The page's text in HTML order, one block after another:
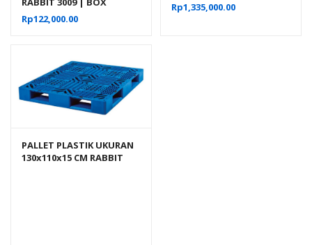
PLASTIK CONTAINER
INDUSTRIAL 38,5x35x28
Rp122,000.00
130x110x16 CM, JUAL
HARGA BERSAING
Rp1,335,000.00
PALLET PLASTIK UKURAN
130x110x15 CM RABBIT